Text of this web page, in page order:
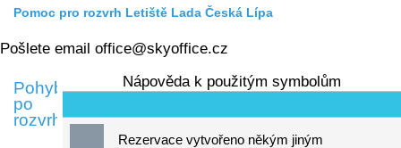
Pomoc pro rozvrh Letiště Lada Česká Lípa
Pošlete email office@skyoffice.cz
Nápověda k použitým symbolům
Rezervace vytvořeno někým jiným
Pohyb
po
rozvrhu